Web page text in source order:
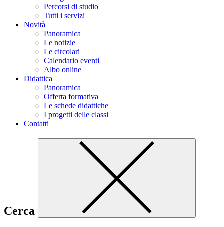
Percorsi di studio
Tutti i servizi
Novità
Panoramica
Le notizie
Le circolari
Calendario eventi
Albo online
Didattica
Panoramica
Offerta formativa
Le schede didattiche
I progetti delle classi
Contatti
Cerca